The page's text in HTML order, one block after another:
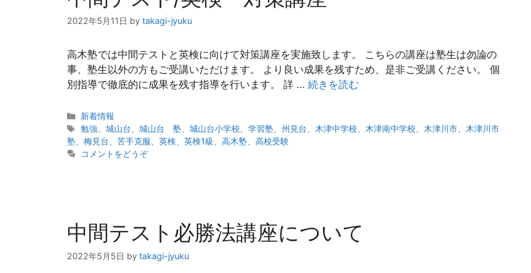
2022年5月11日 by takagi-jyuku
高木塾では中間テストと英検に向けて対策講座を実施致します。 こちらの講座は塾生は勿論の
事、塾生以外の方もご受講いただけます。 より良い成果を残すため、是非ご受講ください。 個
別指導で徹底的に成果を残す指導を行います。 詳 … 続きを読む
カ
テ
ゴ
リ
新着情報
タ
グ
勉強 、城山台 、城山台 塾 、城山台小学校 、学習塾 、州見台 木津中学校 木津南中学校 木津川市
木津川市
塾
梅見台 苦手克服 英検 英検1級 高木塾
高校受験
コメントをどうぞ
中間テスト必勝法講座について
2022年5月5日 by takagi-jyuku